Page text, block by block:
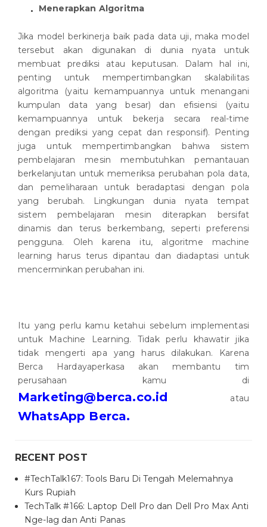
Menerapkan Algoritma
Jika model berkinerja baik pada data uji, maka model
tersebut akan digunakan di dunia nyata untuk
membuat prediksi atau keputusan. Dalam hal ini,
penting untuk mempertimbangkan skalabilitas
algoritma (yaitu kemampuannya untuk menangani
kumpulan data yang besar) dan efisiensi (yaitu
kemampuannya untuk bekerja secara real-time
dengan prediksi yang cepat dan responsif). Penting
juga untuk mempertimbangkan bahwa sistem
pembelajaran mesin membutuhkan pemantauan
berkelanjutan untuk memeriksa perubahan pola data,
dan pemeliharaan untuk beradaptasi dengan pola
yang berubah. Lingkungan dunia nyata tempat
sistem pembelajaran mesin diterapkan bersifat
dinamis dan terus berkembang, seperti preferensi
pengguna. Oleh karena itu, algoritme machine
learning harus terus dipantau dan diadaptasi untuk
mencerminkan perubahan ini.
Itu yang perlu kamu ketahui sebelum implementasi
untuk Machine Learning. Tidak perlu khawatir jika
tidak mengerti apa yang harus dilakukan. Karena
Berca Hardayaperkasa akan membantu tim
perusahaan kamu di
Marketing@berca.co.id atau
WhatsApp Berca.
RECENT POST
#TechTalk167: Tools Baru Di Tengah Melemahnya
Kurs Rupiah
TechTalk #166: Laptop Dell Pro dan Dell Pro Max Anti
Nge-lag dan Anti Panas